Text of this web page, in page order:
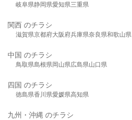
岐阜県静岡県愛知県三重県
関西 のチラシ
滋賀県京都府大阪府兵庫県奈良県和歌山県
中国 のチラシ
鳥取県島根県岡山県広島県山口県
四国 のチラシ
徳島県香川県愛媛県高知県
九州・沖縄 のチラシ